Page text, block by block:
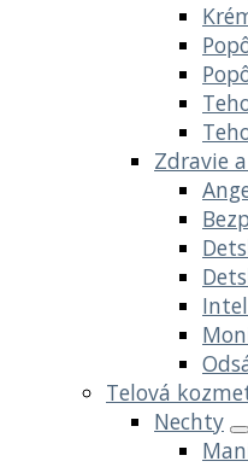
Zdravie
Telová
Nechty